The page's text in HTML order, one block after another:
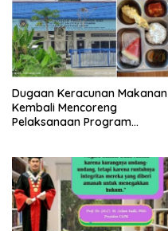
Dugaan Keracunan Makanan
Kembali Mencoreng
Pelaksanaan Program
Bersama Kota Dumai